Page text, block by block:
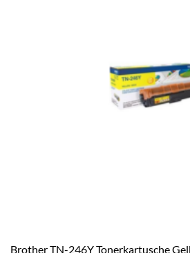
Brother TN-246Y Tonerkartusche